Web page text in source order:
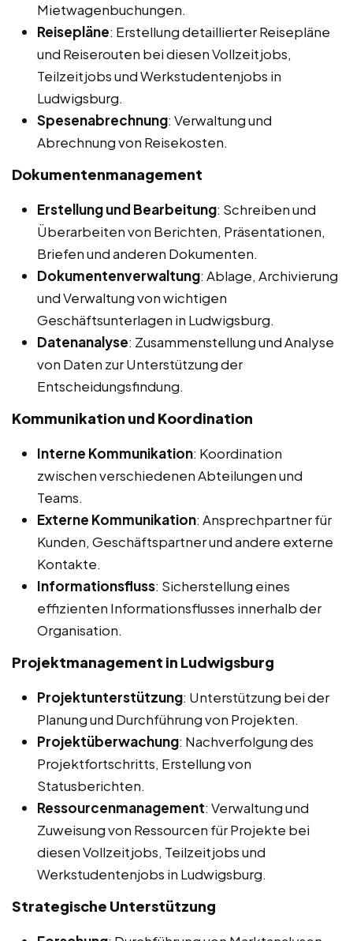
Mietwagenbuchungen.
Reisepläne: Erstellung detaillierter Reisepläne
und Reiserouten bei diesen Vollzeitjobs,
Teilzeitjobs und Werkstudentenjobs in
Ludwigsburg.
Spesenabrechnung: Verwaltung und
Abrechnung von Reisekosten.
Dokumentenmanagement
Erstellung und Bearbeitung: Schreiben und
Überarbeiten von Berichten, Präsentationen,
Briefen und anderen Dokumenten.
Dokumentenverwaltung: Ablage, Archivierung
und Verwaltung von wichtigen
Geschäftsunterlagen in Ludwigsburg.
Datenanalyse: Zusammenstellung und Analyse
von Daten zur Unterstützung der
Entscheidungsfindung.
Kommunikation und Koordination
Interne Kommunikation: Koordination
zwischen verschiedenen Abteilungen und
Teams.
Externe Kommunikation: Ansprechpartner für
Kunden, Geschäftspartner und andere externe
Kontakte.
Informationsfluss: Sicherstellung eines
effizienten Informationsflusses innerhalb der
Organisation.
Projektmanagement in Ludwigsburg
Projektunterstützung: Unterstützung bei der
Planung und Durchführung von Projekten.
Projektüberwachung: Nachverfolgung des
Projektfortschritts, Erstellung von
Statusberichten.
Ressourcenmanagement: Verwaltung und
Zuweisung von Ressourcen für Projekte bei
diesen Vollzeitjobs, Teilzeitjobs und
Werkstudentenjobs in Ludwigsburg.
Strategische Unterstützung